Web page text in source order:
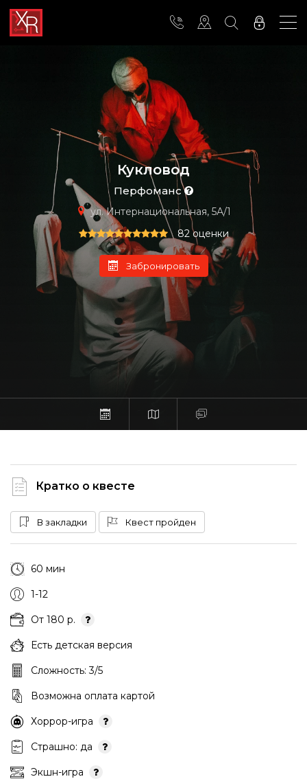
Кукловод
Перфоманс
ул. Интернациональная, 5А/1
82 оценки
Забронировать
Кратко о квесте
В закладки Квест пройден
60 мин
1-12
От 180 р.
Есть детская версия
Сложность: 3/5
Возможна оплата картой
Хоррор-игра
Страшно: да
Экшн-игра